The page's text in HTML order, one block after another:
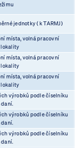
jednotky ( k TARMJ)
místa, volná pracovní
lokality
místa, volná pracovní
lokality
místa, volná pracovní
lokality
výrobků podle číselníku
výrobků podle číselníku
výrobků podle číselníku